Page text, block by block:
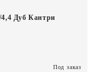
4,4 Дуб Кантри
Под заказ